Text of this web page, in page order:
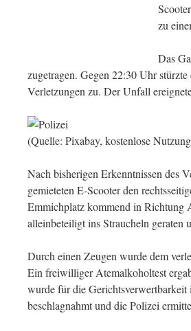
zu
Das
zugetragen. Gegen 22:30 Uhr
Verletzungen zu. Der Unfall
(Quelle: Pixabay, kostenlose
Nach bisherigen Erkenntnissen des
gemieteten E-Scooter den
Emmichplatz kommend in Richtung
alleinbeteiligt ins Straucheln geraten
Durch einen Zeugen wurde dem
Ein freiwilliger Atemalkoholtest
wurde für die
beschlagnahmt und die Polizei